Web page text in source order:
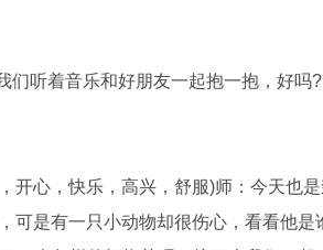
听着音乐和好朋友一起抱一抱，好吗
心，快乐，高兴，舒服)师：今天也
可是有一只小动物却很伤心，看看他是